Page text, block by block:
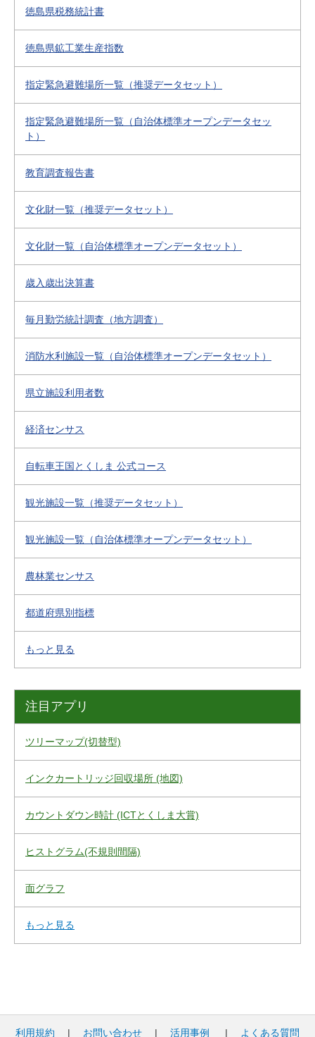
徳島県税務統計書
徳島県鉱工業生産指数
指定緊急避難場所一覧（推奨データセット）
指定緊急避難場所一覧（自治体標準オープンデータセッ
ト）
教育調査報告書
文化財一覧（推奨データセット）
文化財一覧（自治体標準オープンデータセット）
歳入歳出決算書
毎月勤労統計調査（地方調査）
消防水利施設一覧（自治体標準オープンデータセット）
県立施設利用者数
経済センサス
自転車王国とくしま 公式コース
観光施設一覧（推奨データセット）
観光施設一覧（自治体標準オープンデータセット）
農林業センサス
都道府県別指標
もっと見る
注目アプリ
ツリーマップ(切替型)
インクカートリッジ回収場所 (地図)
カウントダウン時計 (ICTとくしま大賞)
ヒストグラム(不規則間隔)
面グラフ
もっと見る
利用規約 | お問い合わせ | 活用事例 | よくある質問